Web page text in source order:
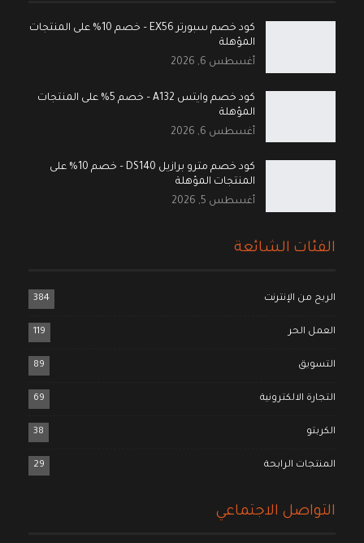
كود خصم سبورتر EX56 – خصم 10% على المنتجات
المؤهلة
أغسطس 6, 2026
كود خصم وايتس A132 – خصم 5% على المنتجات
المؤهلة
أغسطس 6, 2026
كود خصم مترو برازيل DS140 – خصم 10% على
المنتجات المؤهلة
أغسطس 5, 2026
الفئات الشائعة
الربح من الإنترنت 384
العمل الحر 119
التسويق 89
التجارة الالكترونية 69
الكربتو 38
المنتجات الرابحة 29
التواصل الاجتماعي